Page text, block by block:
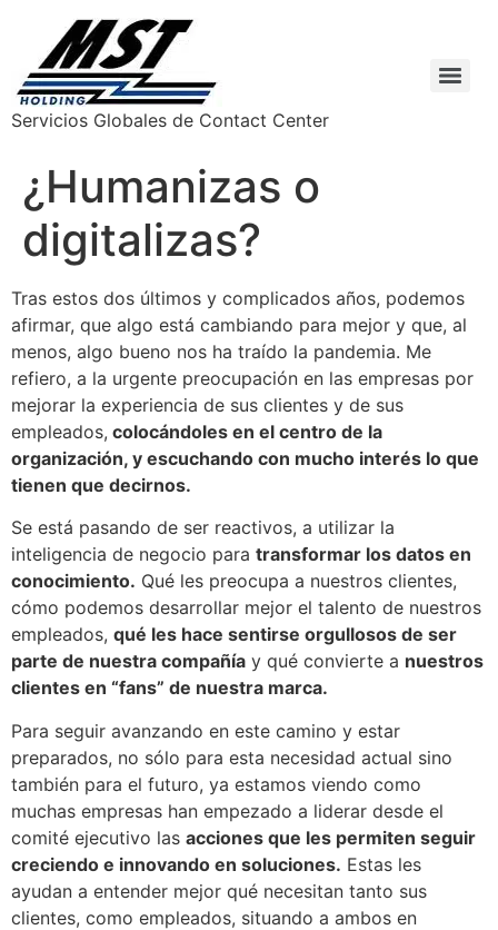
Servicios Globales de Contact Center
¿Humanizas o
digitalizas?
Tras estos dos últimos y complicados años, podemos
afirmar, que algo está cambiando para mejor y que, al
menos, algo bueno nos ha traído la pandemia. Me
refiero, a la urgente preocupación en las empresas por
mejorar la experiencia de sus clientes y de sus
empleados, colocándoles en el centro de la
organización, y escuchando con mucho interés lo que
tienen que decirnos.
Se está pasando de ser reactivos, a utilizar la
inteligencia de negocio para transformar los datos en
conocimiento. Qué les preocupa a nuestros clientes,
cómo podemos desarrollar mejor el talento de nuestros
empleados, qué les hace sentirse orgullosos de ser
parte de nuestra compañía y qué convierte a nuestros
clientes en “fans” de nuestra marca.
Para seguir avanzando en este camino y estar
preparados, no sólo para esta necesidad actual sino
también para el futuro, ya estamos viendo como
muchas empresas han empezado a liderar desde el
comité ejecutivo las acciones que les permiten seguir
creciendo e innovando en soluciones. Estas les
ayudan a entender mejor qué necesitan tanto sus
clientes, como empleados, situando a ambos en